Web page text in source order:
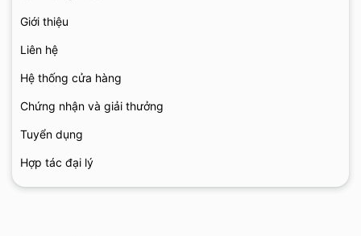
Giới thiệu
Liên hệ
Hệ thống cửa hàng
Chứng nhận và giải thưởng
Tuyển dụng
Hợp tác đại lý